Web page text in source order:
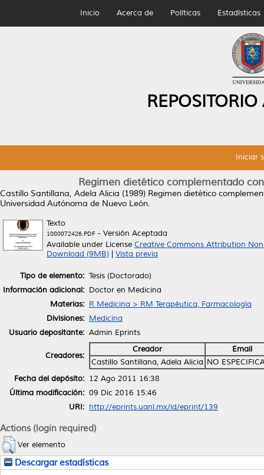
Inicio Acerca de Políticas Estadísticas
Iniciar
Regimen dietético complementado
Castillo Santillana, Adela Alicia (1989) Regimen dietético
Universidad Autónoma de Nuevo León.
Texto
1080072426.PDF - Versión Aceptada
Available under License Creative Commons Attribution
Download (9MB)
Vista previa
Tipo de elemento: Tesis (Doctorado)
Información adicional: Doctor en Medicina
Materias: R Medicina > RM Terapéutica, Farmacología
Divisiones: Medicina
Usuario depositante: Admin Eprints
Creadores:
Creador
Email
Castillo Santillana, Adela Alicia NO
Fecha del depósito: 12 Ago 2011 16:38
Última modificación: 09 Dic 2016 15:46
URI: http://eprints.uanl.mx/id/eprint/139
Actions (login required)
Ver elemento
Descargar estadísticas